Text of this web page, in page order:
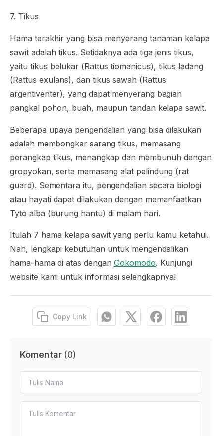
7. Tikus
Hama terakhir yang bisa menyerang tanaman kelapa
sawit adalah tikus. Setidaknya ada tiga jenis tikus,
yaitu tikus belukar (Rattus tiomanicus), tikus ladang
(Rattus exulans), dan tikus sawah (Rattus
argentiventer), yang dapat menyerang bagian
pangkal pohon, buah, maupun tandan kelapa sawit.
Beberapa upaya pengendalian yang bisa dilakukan
adalah membongkar sarang tikus, memasang
perangkap tikus, menangkap dan membunuh dengan
gropyokan, serta memasang alat pelindung (rat
guard). Sementara itu, pengendalian secara biologi
atau hayati dapat dilakukan dengan memanfaatkan
Tyto alba (burung hantu) di malam hari.
Itulah 7 hama kelapa sawit yang perlu kamu ketahui.
Nah, lengkapi kebutuhan untuk mengendalikan
hama-hama di atas dengan Gokomodo. Kunjungi
website kami untuk informasi selengkapnya!
Copy Link
Komentar (0)